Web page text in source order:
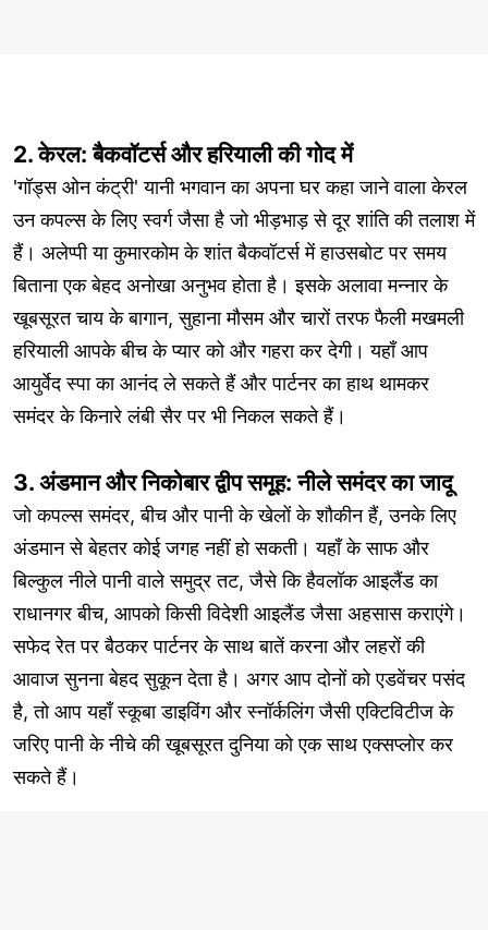
2. केरल: बैकवॉटर्स और हरियाली की गोद में
'गॉड्स ओन कंट्री' यानी भगवान का अपना घर कहा जाने वाला केरल
उन कपल्स के लिए स्वर्ग जैसा है जो भीड़भाड़ से दूर शांति की तलाश में
हैं। अलेप्पी या कुमारकोम के शांत बैकवॉटर्स में हाउसबोट पर समय
बिताना एक बेहद अनोखा अनुभव होता है। इसके अलावा मन्नार के
खूबसूरत चाय के बागान, सुहाना मौसम और चारों तरफ फैली मखमली
हरियाली आपके बीच के प्यार को और गहरा कर देगी। यहाँ आप
आयुर्वेद स्पा का आनंद ले सकते हैं और पार्टनर का हाथ थामकर
समंदर के किनारे लंबी सैर पर भी निकल सकते हैं।
3. अंडमान और निकोबार द्वीप समूह: नीले समंदर का जादू
जो कपल्स समंदर, बीच और पानी के खेलों के शौकीन हैं, उनके लिए
अंडमान से बेहतर कोई जगह नहीं हो सकती। यहाँ के साफ और
बिल्कुल नीले पानी वाले समुद्र तट, जैसे कि हैवलॉक आइलैंड का
राधानगर बीच, आपको किसी विदेशी आइलैंड जैसा अहसास कराएंगे।
सफेद रेत पर बैठकर पार्टनर के साथ बातें करना और लहरों की
आवाज सुनना बेहद सुकून देता है। अगर आप दोनों को एडवेंचर पसंद
है, तो आप यहाँ स्कूबा डाइविंग और स्नॉर्कलिंग जैसी एक्टिविटीज के
जरिए पानी के नीचे की खूबसूरत दुनिया को एक साथ एक्सप्लोर कर
सकते हैं।